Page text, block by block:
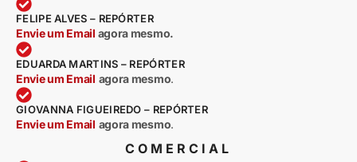
FELIPE ALVES – REPÓRTER
Envie um Email agora mesmo.
EDUARDA MARTINS – REPÓRTER
Envie um Email agora mesmo.
GIOVANNA FIGUEIREDO – REPÓRTER
Envie um Email agora mesmo.
COMERCIAL